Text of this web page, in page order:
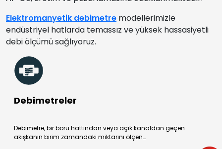
Elektromanyetik debimetre modellerimizle
endüstriyel hatlarda temassız ve yüksek hassasiyetli
debi ölçümü sağlıyoruz.
Debimetreler
Debimetre, bir boru hattından veya açık kanaldan geçen
akışkanın birim zamandaki miktarını ölçen…